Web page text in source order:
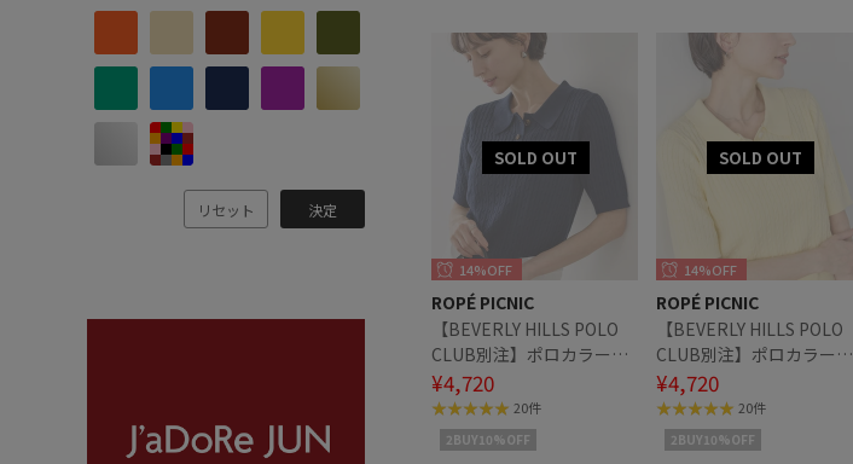
リセット 決定
14%OFF
ROPÉ PICNIC
【BEVERLY HILLS POLO
CLUB別注】ポロカラーケ
ーブルニット/リンクコー
デ
¥4,720
20件
2BUY10%OFF
14%OFF
ROPÉ PICNIC
【BEVERLY HILLS POLO
CLUB別注】ポロカラーケ
ーブルニット/リンクコー
デ
¥4,720
20件
2BUY10%OFF